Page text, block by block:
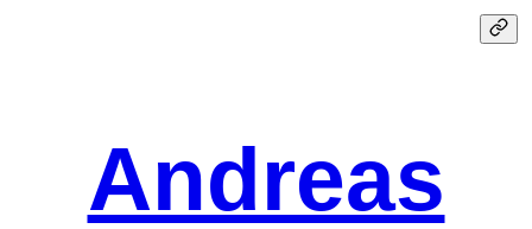
Andreas